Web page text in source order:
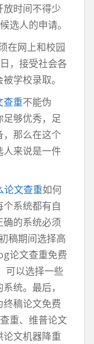
时间不得少
选人的申请。
在网上和校园
，接受社会各
学校录取。
查重不能伪
足够优秀，足
，那么在这个
人来说是一件
论文查重如何
系统都有自
确的系统必须
稿期间选择高
论文查重免费
可以选择一些
统。最后，
终稿论文免费
重、维普论文
论文机器降重